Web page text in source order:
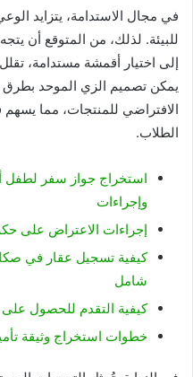
في مجال الاستدامة، يتزايد
للبيئة. لذلك، من المتوقع أن
إلى اختيار أقمشة مستدامة،
يمكن تصميم الزي الموحد بطرق
الافتراضي للمنتجات، مما يسهم
الطلاب.
استخراج جواز سفر لطفل
وإجراءات
إجراءات الاعتراض على
كيفية تسجيل عقار في صكك
شامل
كيفية التقدم للحصول
خطوات استخراج وثيقة